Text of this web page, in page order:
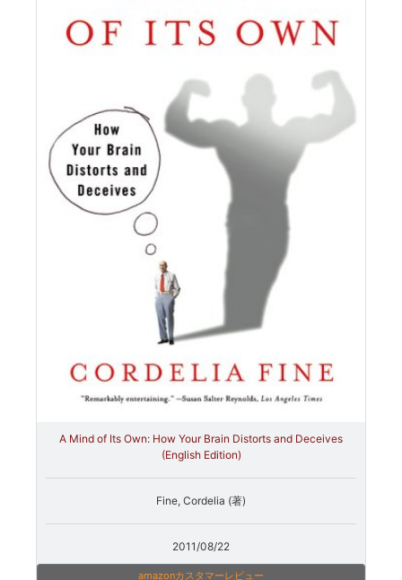
A Mind of Its Own: How Your Brain Distorts and Deceives
(English Edition)
Fine, Cordelia (著)
2011/08/22
amazonカスタマーレビュー